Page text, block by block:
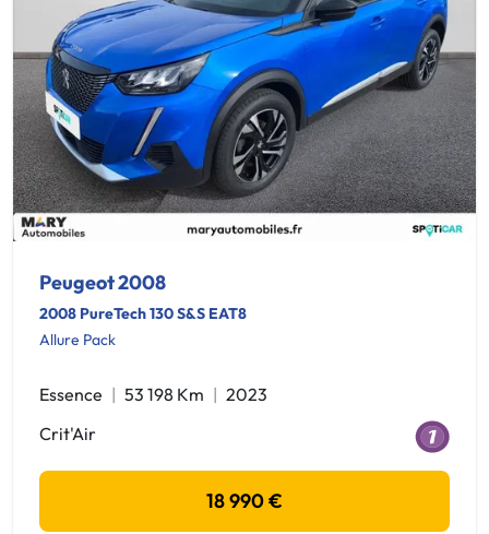
Peugeot 2008
2008 PureTech 130 S&S EAT8
Allure Pack
Essence 53 198 Km
2023
Crit'Air
18 990 €